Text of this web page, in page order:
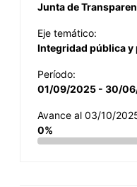
Junta de
Eje temático:
Integridad pública y
Período:
01/09/2025 - 30/
Avance al 03/10/
0%